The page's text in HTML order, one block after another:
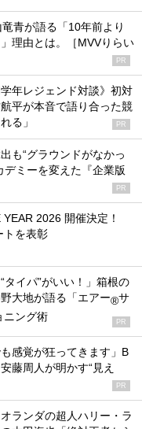
青が語る「10年前より
理由とは。［MVVりらい
PR
年レジェンド対談》初対
平が本音で語り合った競
る」
PR
も“グラウンドがなかっ
ミーを変えた『企業版
PR
2026 開催決定！
トを表彰
タイパ”がいい！」箱根の
大地が語る「エアー®サ
ニング術 PR
感覚が狂ってきます」B
藤周人が明かす“見え
PR
ランダの超人ハリー・ラ